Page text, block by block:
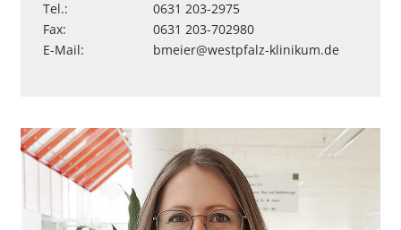
Tel.:
0631 203-2975
Fax:
0631 203-702980
E-Mail:
bmeier@westpfalz-klinikum.de